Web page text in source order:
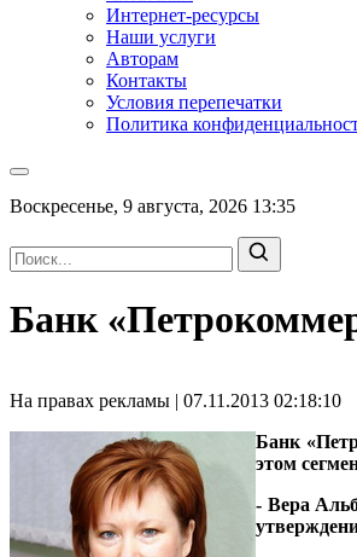
Интернет-ресурсы
Наши услуги
Авторам
Контакты
Условия перепечатки
Политика
Воскресенье, 9 августа, 2026 13:35
Банк
На правах рекламы | 07.11.2013 02:18:10
Банк
этом
- Вера